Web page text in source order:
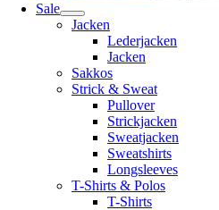
Sale
Jacken
Lederjacken
Jacken
Sakkos
Strick & Sweat
Pullover
Strickjacken
Sweatjacken
Sweatshirts
Longsleeves
T-Shirts & Polos
T-Shirts